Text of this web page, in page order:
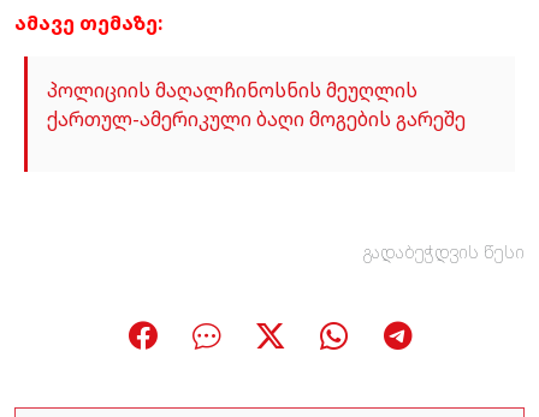
ამავე თემაზე:
პოლიციის მაღალჩინოსნის მეუღლის
ქართულ-ამერიკული ბაღი მოგების გარეშე
გადაბეჭდვის წესი